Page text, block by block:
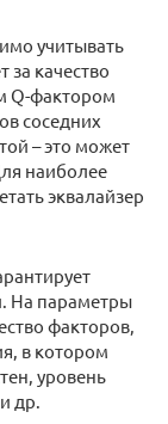
учитывать
за качество
Q-фактором
соседних
– это может
наиболее
эквалайзер
На параметры
факторов,
в котором
уровень
др.